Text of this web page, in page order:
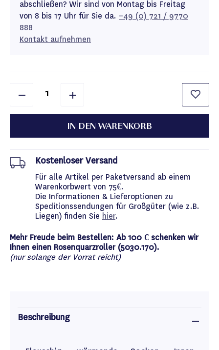
abschließen? Wir sind von Montag bis Freitag
von 8 bis 17 Uhr für Sie da. +49 (0) 721 / 9770
888
Kontakt aufnehmen
IN DEN WARENKORB
Kostenloser Versand
Für alle Artikel per Paketversand ab einem
Warenkorbwert von 75€.
Die Informationen & Lieferoptionen zu
Speditionssendungen für Großgüter (wie z.B.
Liegen) finden Sie hier.
Mehr Freude beim Bestellen: Ab 100 € schenken wir
Ihnen einen Rosenquarzroller (5030.170).
(nur solange der Vorrat reicht)
Beschreibung